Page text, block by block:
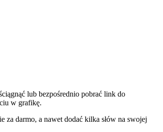
lub bezpośrednio pobrać link do
w grafikę.
darmo, a nawet dodać kilka słów na swojej